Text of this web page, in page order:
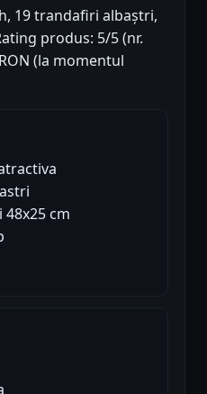
19 trandafiri albaștri,
produs: 5/5 (nr.
(la momentul
cm